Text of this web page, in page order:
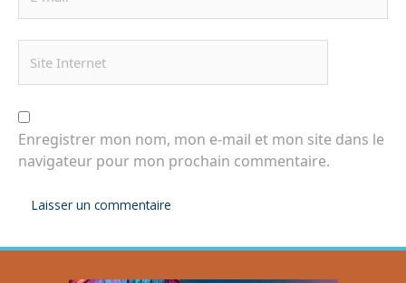
Enregistrer mon nom, mon e-mail et mon site dans le
navigateur pour mon prochain commentaire.